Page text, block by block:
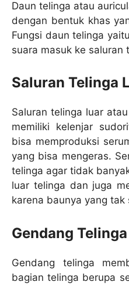
Daun telinga atau
dengan bentuk khas
Fungsi daun telinga
suara masuk ke saluran
Saluran Telinga
Saluran telinga luar
memiliki kelenjar
bisa memproduksi
yang bisa mengeras.
telinga agar tidak
luar telinga dan juga
karena baunya yang tak
Gendang Telinga
Gendang telinga
bagian telinga berupa